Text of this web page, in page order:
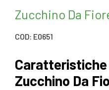
Zucchino Da
COD: E0651
Caratteristiche
Zucchino Da